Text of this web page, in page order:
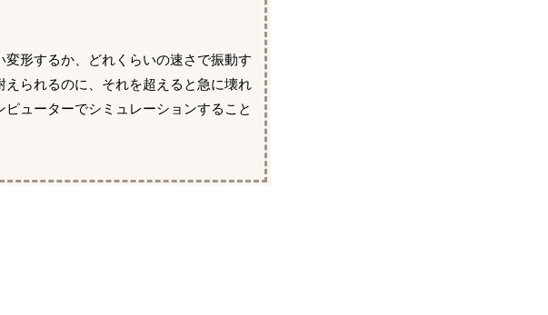
形するか、どれくらいの速さで振動す
られるのに、それを超えると急に壊れ
ューターでシミュレーションすること